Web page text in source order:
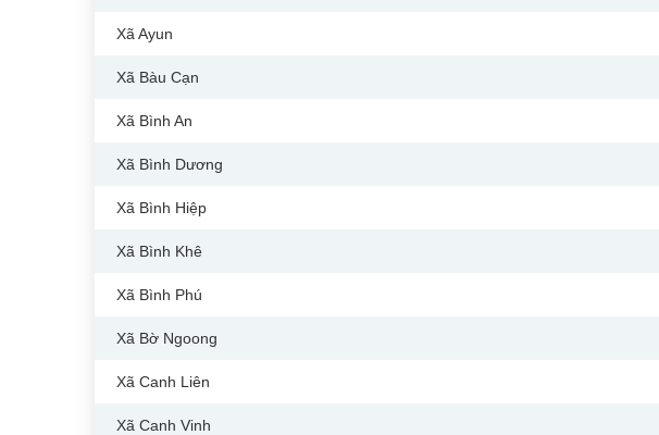
Xã Ayun
Xã Bàu Cạn
Xã Bình An
Xã Bình Dương
Xã Bình Hiệp
Xã Bình Khê
Xã Bình Phú
Xã Bờ Ngoong
Xã Canh Liên
Xã Canh Vinh